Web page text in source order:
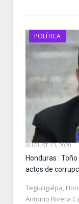
POLÍTICA
AUGUST 13, 2020
Honduras :
actos de
Tegucigalpa,
Antonio Rivera